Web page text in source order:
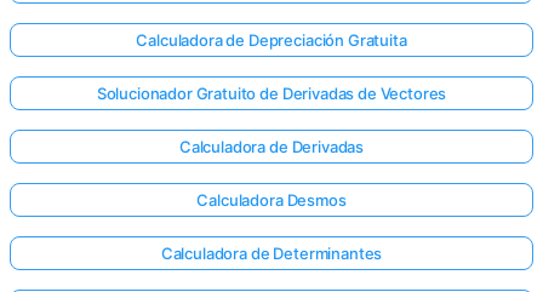
Calculadora de Depreciación Gratuita
Solucionador Gratuito de Derivadas de Vectores
Calculadora de Derivadas
Calculadora Desmos
Calculadora de Determinantes